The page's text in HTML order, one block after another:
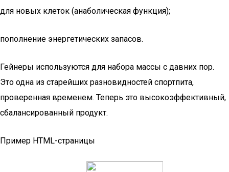
для новых клеток (анаболическая функция);
пополнение энергетических запасов.
Гейнеры используются для набора массы с давних пор.
Это одна из старейших разновидностей спортпита,
проверенная временем. Теперь это высокоэффективный,
сбалансированный продукт.
Пример HTML-страницы